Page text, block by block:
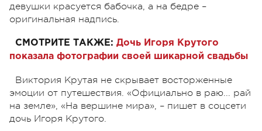
девушки красуется бабочка, а на бедре –
оригинальная надпись.
СМОТРИТЕ ТАКЖЕ: Дочь Игоря Крутого
показала фотографии своей шикарной свадьбы
Виктория Крутая не скрывает восторженные
эмоции от путешествия. «Официально в раю... рай
на земле», «На вершине мира», – пишет в соцсети
дочь Игоря Крутого.